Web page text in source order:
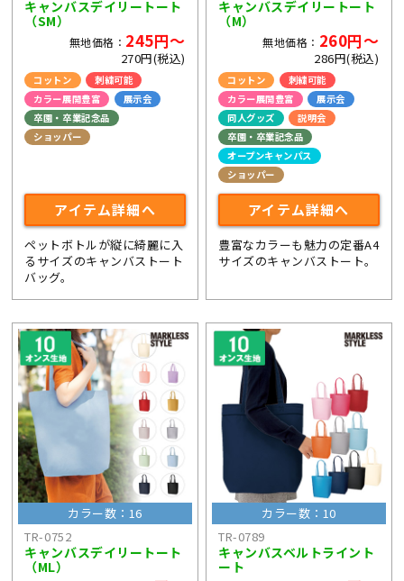
キャンバスデイリートート
（SM）
無地価格： 245円～
270円(税込)
コットン
刺繍可能
カラー展開豊富
展示会
卒園・卒業記念品
ショッパー
アイテム詳細へ
ペットボトルが縦に綺麗に入
るサイズのキャンバストート
バッグ。
キャンバスデイリートート
（M）
無地価格： 260円～
286円(税込)
コットン
刺繍可能
カラー展開豊富
展示会
同人グッズ
説明会
卒園・卒業記念品
オープンキャンパス
ショッパー
アイテム詳細へ
豊富なカラーも魅力の定番A4
サイズのキャンバストート。
カラー数：16
TR-0752
キャンバスデイリートート
（ML）
カラー数：10
TR-0789
キャンバスベルトライント
ート